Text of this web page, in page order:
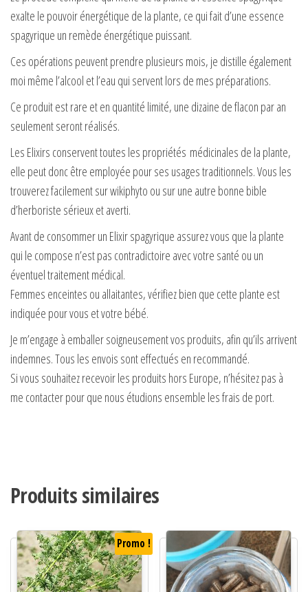
exalte le pouvoir énergétique de la plante, ce qui fait d’une essence
spagyrique un remède énergétique puissant.
Ces opérations peuvent prendre plusieurs mois, je distille également
moi même l’alcool et l’eau qui servent lors de mes préparations.
Ce produit est rare et en quantité limité, une dizaine de flacon par an
seulement seront réalisés.
Les Elixirs conservent toutes les propriétés médicinales de la plante,
elle peut donc être employée pour ses usages traditionnels. Vous les
trouverez facilement sur wikiphyto ou sur une autre bonne bible
d’herboriste sérieux et averti.
Avant de consommer un Elixir spagyrique assurez vous que la plante
qui le compose n’est pas contradictoire avec votre santé ou un
éventuel traitement médical.
Femmes enceintes ou allaitantes, vérifiez bien que cette plante est
indiquée pour vous et votre bébé.
Je m’engage à emballer soigneusement vos produits, afin qu’ils arrivent
indemnes. Tous les envois sont effectués en recommandé.
Si vous souhaitez recevoir les produits hors Europe, n’hésitez pas à
me contacter pour que nous étudions ensemble les frais de port.
Produits similaires
Promo !